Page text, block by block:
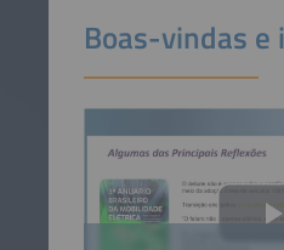
Boas-vindas